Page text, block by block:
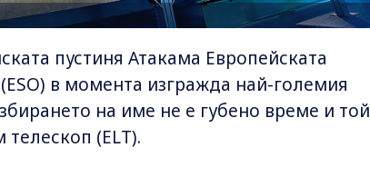
пустиня Атакама Европейската
в момента изгражда най-големия
на име не е губено време и той
(ELT).